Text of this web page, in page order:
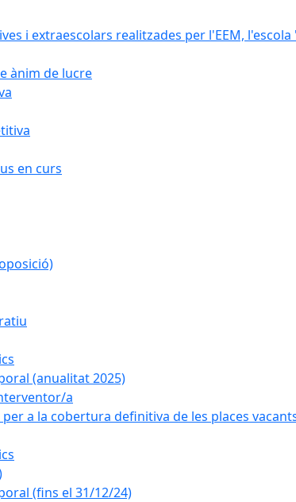
i extraescolars realitzades per l'EEM,
ànim de lucre
en curs
(anualitat 2025)
a
a la cobertura definitiva de les places
(fins el 31/12/24)